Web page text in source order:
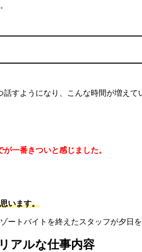
すようになり、こんな時間が増えて
一番きついと感じました。
います。
アルな仕事内容